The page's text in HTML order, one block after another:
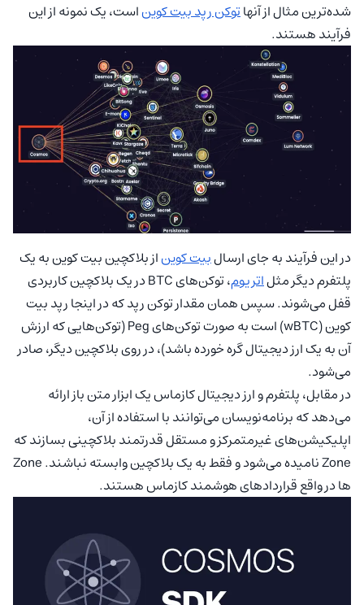
شده‌ترین مثال از آنهاتوکن رپد بیت کویناست، یک نمونه از این
فرآیند هستند.
در این فرآیند به جای ارسالبیت کویناز بلاکچین بیت کوین به یک
پلتفرم دیگر مثلاتریوم
، توکن‌های BTC در یک بلاکچین کاربردی
قفل می‌شوند. سپس همان مقدار توکن رپد که در اینجا رپد بیت
کوین (wBTC) است به صورت توکن‌های Peg (توکن‌هایی که ارزش
آن به یک ارز دیجیتال گره خورده باشد)، در روی بلاکچین دیگر، صادر
می‌شود.
در مقابل، پلتفرم و ارز دیجیتال کازماس یک ابزار متن باز ارائه
می‌دهد که برنامه‌نویسان می‌توانند با استفاده از آن،
اپلیکیشن‌های غیرمتمرکز و مستقل قدرتمند بلاکچینی بسازند که
Zone نامیده می‌شود و فقط به یک بلاکچین وابسته نباشند. Zone
ها در واقع قراردادهای هوشمند کازماس هستند.